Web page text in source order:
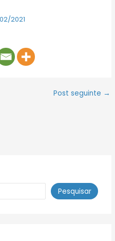
2021
Post seguinte →
Pesquisar